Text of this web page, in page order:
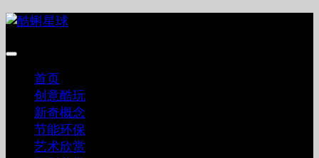
跳
内
首页
创意酷玩
新奇概念
节能环保
艺术欣赏